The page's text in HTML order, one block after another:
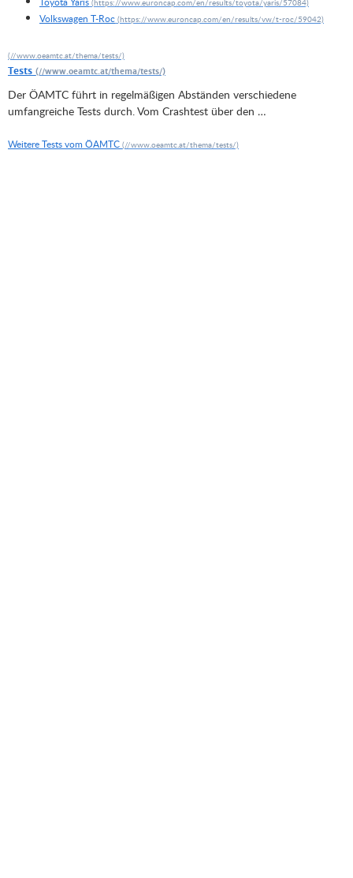
Volkswagen T-Roc
Tests
Der ÖAMTC führt in regelmäßigen Abständen verschiedene
umfangreiche Tests durch. Vom Crashtest über den …
Weitere Tests vom ÖAMTC